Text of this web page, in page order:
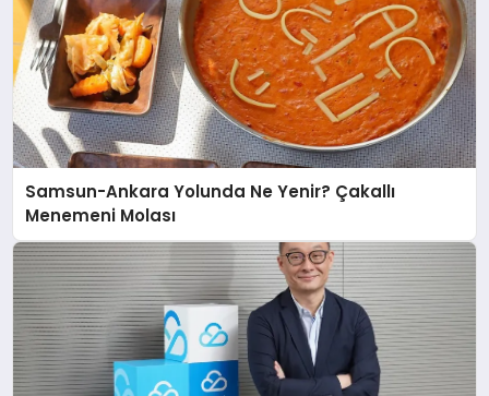
Samsun-Ankara Yolunda Ne Yenir? Çakallı
Menemeni Molası